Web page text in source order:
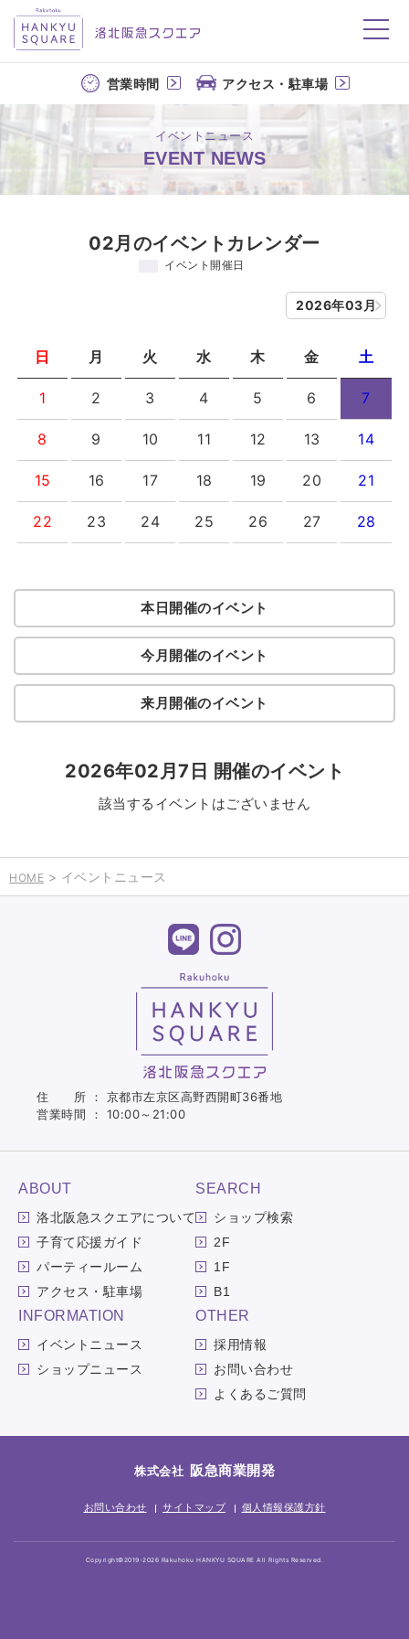
洛北阪急スクエア
営業時間 アクセス・駐車場
イベントニュース
EVENT NEWS
02月のイベントカレンダー
イベント開催日
2026年03月
日 月 火 水 木 金 土
1 2 3 4 5 6 7
8 9 10 11 12 13 14
15 16 17 18 19 20 21
22 23 24 25 26 27 28
本日開催のイベント
今月開催のイベント
来月開催のイベント
2026年02月7日 開催のイベント
該当するイベントはございません
HOME > イベントニュース
住 所 ： 京都市左京区高野西開町36番地
営業時間 ： 10:00～21:00
ABOUT
洛北阪急スクエアについて
子育て応援ガイド
パーティールーム
アクセス・駐車場
SEARCH
ショップ検索
2F
1F
B1
INFORMATION
イベントニュース
ショップニュース
OTHER
採用情報
お問い合わせ
よくあるご質問
株式会社 阪急商業開発
お問い合わせ サイトマップ 個人情報保護方針
Copyright©2019-2026 Rakuhoku HANKYU SQUARE All Rights Reserved.